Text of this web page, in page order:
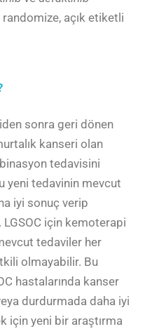
açık etiketli
sonra geri dönen
kanseri olan
tedavisini
yeni tedavinin mevcut
iyi sonuç verip
için kemoterapi
tedaviler her
olmayabilir. Bu
hastalarında kanser
durdurmada daha iyi
için yeni bir araştırma